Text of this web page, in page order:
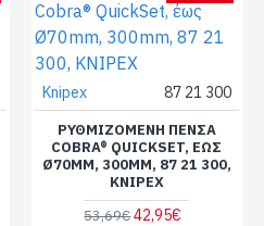
Knipex 87 21 300
ΡΥΘΜΙΖΌΜΕΝΗ ΠΈΝΣΑ
COBRA® QUICKSET, ΈΩΣ
Ø70MM, 300MM, 87 21 300,
KNIPEX
53,69€42,95€